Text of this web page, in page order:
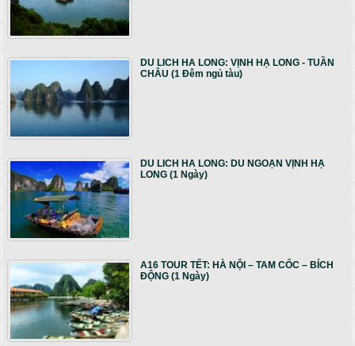
DU LICH HA LONG: VỊNH HẠ LONG - TUẦN
CHÂU (1 Đêm ngủ tàu)
DU LICH HA LONG: DU NGOẠN VỊNH HẠ
LONG (1 Ngày)
A16 TOUR TẾT: HÀ NỘI – TAM CỐC – BÍCH
ĐỘNG (1 Ngày)